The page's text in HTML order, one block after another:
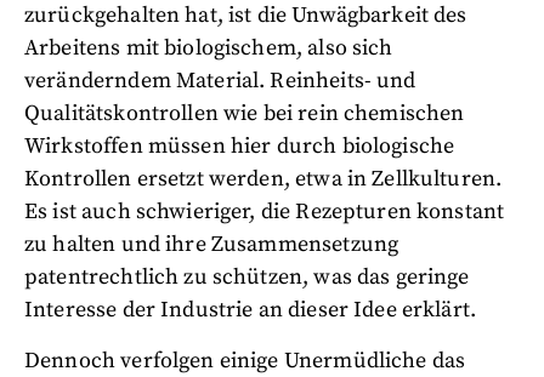
zurückgehalten hat, ist die Unwägbarkeit des
Arbeitens mit biologischem, also sich
veränderndem Material. Reinheits- und
Qualitätskontrollen wie bei rein chemischen
Wirkstoffen müssen hier durch biologische
Kontrollen ersetzt werden, etwa in Zellkulturen.
Es ist auch schwieriger, die Rezepturen konstant
zu halten und ihre Zusammensetzung
patentrechtlich zu schützen, was das geringe
Interesse der Industrie an dieser Idee erklärt.
Dennoch verfolgen einige Unermüdliche das